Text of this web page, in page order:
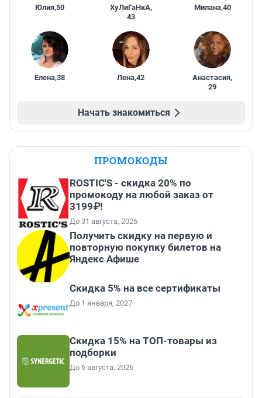
Юлия,50 ХуЛиГаНкА,
43
Милана,40
Елена,38 Лена,42 Анастасия,
29
Начать знакомиться
ПРОМОКОДЫ
ROSTIC'S - скидка 20% по
промокоду на любой заказ от
3199₽!
До 31 августа, 2026
Получить скидку на первую и
повторную покупку билетов на
Яндекс Афише
Скидка 5% на все сертификаты
До 1 января, 2027
Скидка 15% на ТОП-товары из
подборки
До 6 августа, 2026